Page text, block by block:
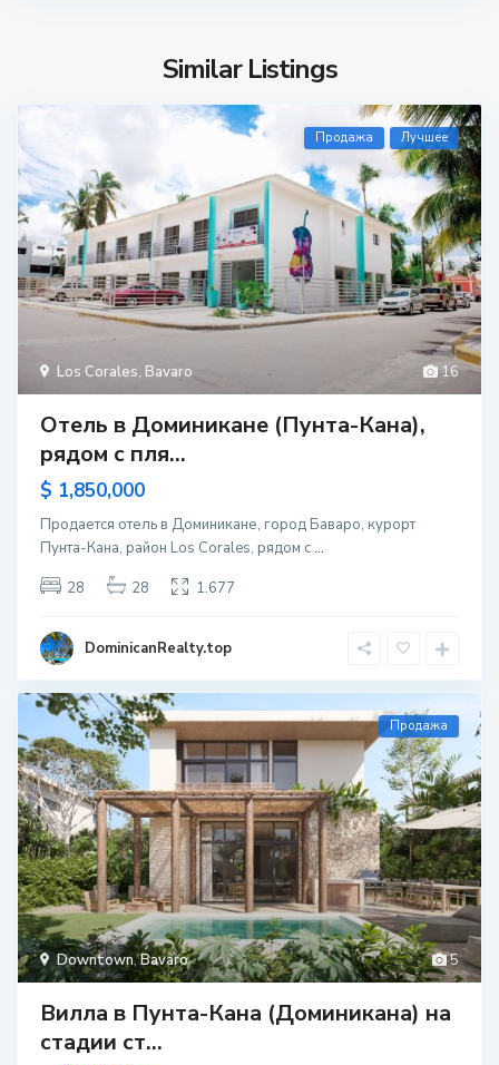
Similar Listings
16
Los Corales, Bavaro
Продажа Лучшее
Отель в Доминикане (Пунта-Кана),
рядом с пля...
$ 1,850,000
Продается отель в Доминикане, город Баваро, курорт
Пунта-Кана, район Los Corales, рядом с...
28
28 1.677
DominicanRealty.top
5
Downtown,Bavaro
Продажа
Вилла в Пунта-Кана (Доминикана) на
стадии ст...